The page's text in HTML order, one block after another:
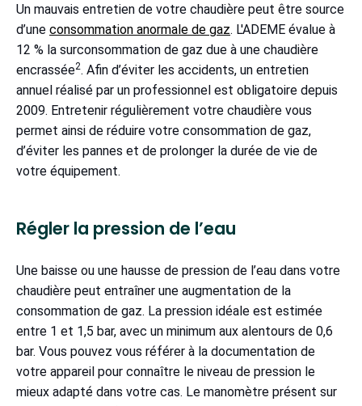
Un mauvais entretien de votre chaudière peut être source
d’une consommation anormale de gaz. L'ADEME évalue à
12 % la surconsommation de gaz due à une chaudière
encrassée2. Afin d’éviter les accidents, un entretien
annuel réalisé par un professionnel est obligatoire depuis
2009. Entretenir régulièrement votre chaudière vous
permet ainsi de réduire votre consommation de gaz,
d’éviter les pannes et de prolonger la durée de vie de
votre équipement.
Régler la pression de l’eau
Une baisse ou une hausse de pression de l’eau dans votre
chaudière peut entraîner une augmentation de la
consommation de gaz. La pression idéale est estimée
entre 1 et 1,5 bar, avec un minimum aux alentours de 0,6
bar. Vous pouvez vous référer à la documentation de
votre appareil pour connaître le niveau de pression le
mieux adapté dans votre cas. Le manomètre présent sur